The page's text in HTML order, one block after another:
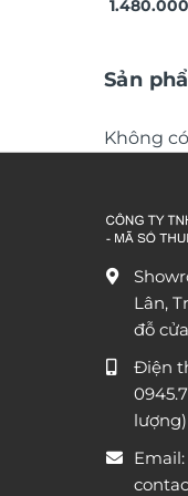
TDV20
Sản
Không
Lân,
đỗ
Điện
lượng)
Email: